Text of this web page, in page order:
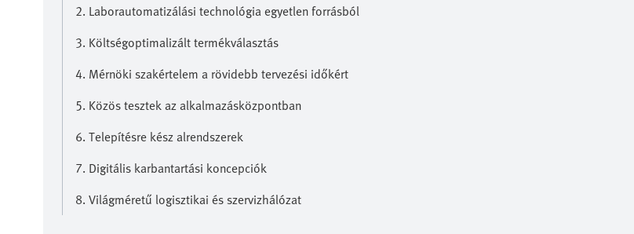
2. Laborautomatizálási technológia egyetlen forrásból
3. Költségoptimalizált termékválasztás
4. Mérnöki szakértelem a rövidebb tervezési időkért
5. Közös tesztek az alkalmazásközpontban
6. Telepítésre kész alrendszerek
7. Digitális karbantartási koncepciók
8. Világméretű logisztikai és szervizhálózat